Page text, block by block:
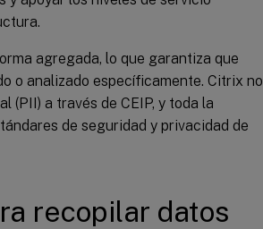
agregada, lo que garantiza que
o analizado específicamente. Citrix no
a través de CEIP, y toda la
de seguridad y privacidad de
recopilar datos